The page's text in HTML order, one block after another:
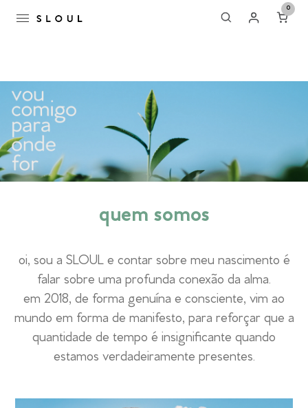
0
quem somos
oi, sou a SLOUL e contar sobre meu nascimento é
falar sobre uma profunda conexão da alma.
em 2018, de forma genuína e consciente, vim ao
mundo em forma de manifesto, para reforçar que a
quantidade de tempo é insignificante quando
estamos verdadeiramente presentes.